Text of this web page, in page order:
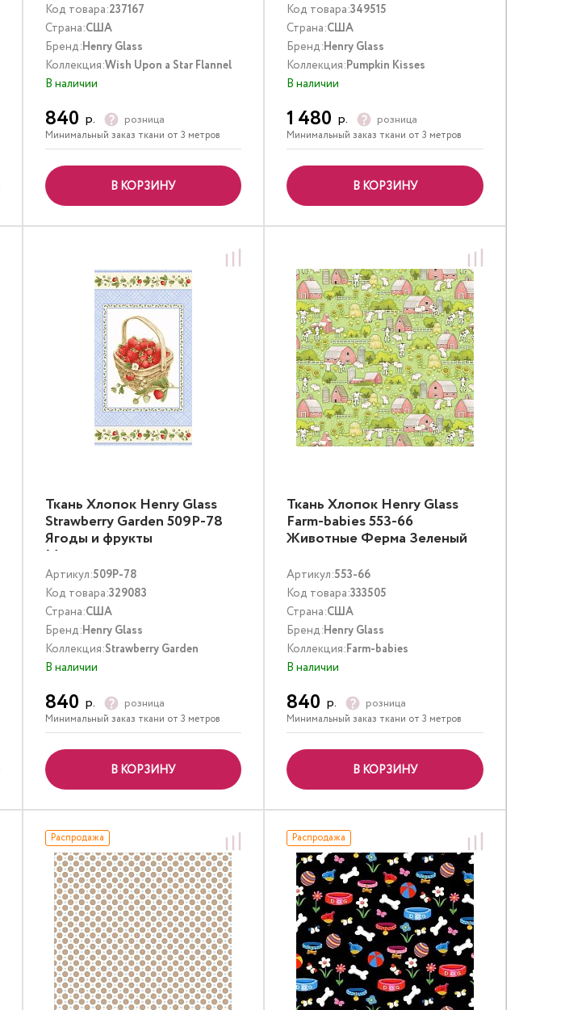
Код товара:237167
Страна:США
Бренд:Henry Glass
Коллекция:Wish Upon a Star Flannel
В наличии
840 р. розница
Минимальный заказ ткани от 3 метров
В КОРЗИНУ
Код товара:349515
Страна:США
Бренд:Henry Glass
Коллекция:Pumpkin Kisses
В наличии
1 480 р. розница
Минимальный заказ ткани от 3 метров
В КОРЗИНУ
Ткань Хлопок Henry Glass
Strawberry Garden 509P-78
Ягоды и фрукты
Мультиколор
Артикул:509P-78
Код товара:329083
Страна:США
Бренд:Henry Glass
Коллекция:Strawberry Garden
В наличии
840 р. розница
Минимальный заказ ткани от 3 метров
В КОРЗИНУ
Ткань Хлопок Henry Glass
Farm-babies 553-66
Животные Ферма Зеленый
Артикул:553-66
Код товара:333505
Страна:США
Бренд:Henry Glass
Коллекция:Farm-babies
В наличии
840 р. розница
Минимальный заказ ткани от 3 метров
В КОРЗИНУ
Распродажа Распродажа